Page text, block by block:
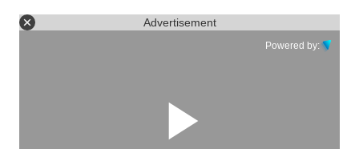
Advertisement
Powered by: